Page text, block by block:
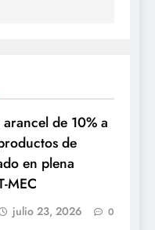
de 10% a
de
en plena
MEC
julio 23, 2026 0